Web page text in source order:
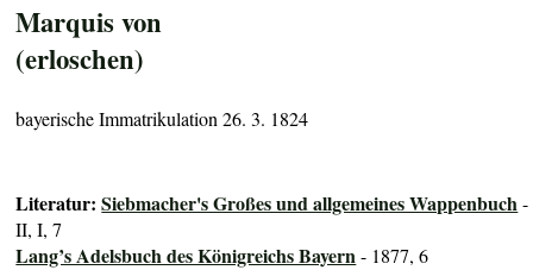
Marquis von
(erloschen)
bayerische Immatrikulation 26. 3. 1824
Literatur:Siebmacher's Großes und allgemeines Wappenbuch-
II, I, 7
Lang’s Adelsbuch des Königreichs Bayern- 1877, 6